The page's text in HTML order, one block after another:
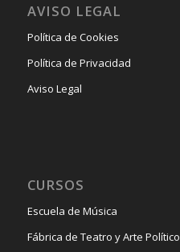
AVISO LEGAL
Política de Cookies
Política de Privacidad
Aviso Legal
CURSOS
Escuela de Música
Fábrica de Teatro y Arte Político